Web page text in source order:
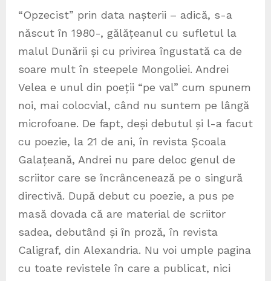
“Opzecist” prin data nașterii – adică, s-a
născut în 1980-, gălățeanul cu sufletul la
malul Dunării și cu privirea îngustată ca de
soare mult în steepele Mongoliei. Andrei
Velea e unul din poeții “pe val” cum spunem
noi, mai colocvial, când nu suntem pe lângă
microfoane. De fapt, deși debutul și l-a facut
cu poezie, la 21 de ani, în revista Școala
Galațeană, Andrei nu pare deloc genul de
scriitor care se încrâncenează pe o singură
directivă. După debut cu poezie, a pus pe
masă dovada că are material de scriitor
sadea, debutând și în proză, în revista
Caligraf, din Alexandria. Nu voi umple pagina
cu toate revistele în care a publicat, nici